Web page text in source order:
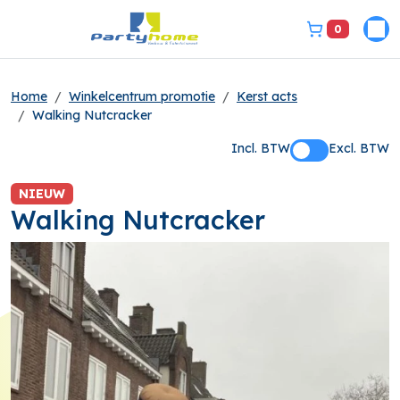
bel ons
0
Home Winkelcentrum promotie
Kerst acts
Walking Nutcracker
Incl. BTW Excl. BTW
NIEUW
Walking Nutcracker